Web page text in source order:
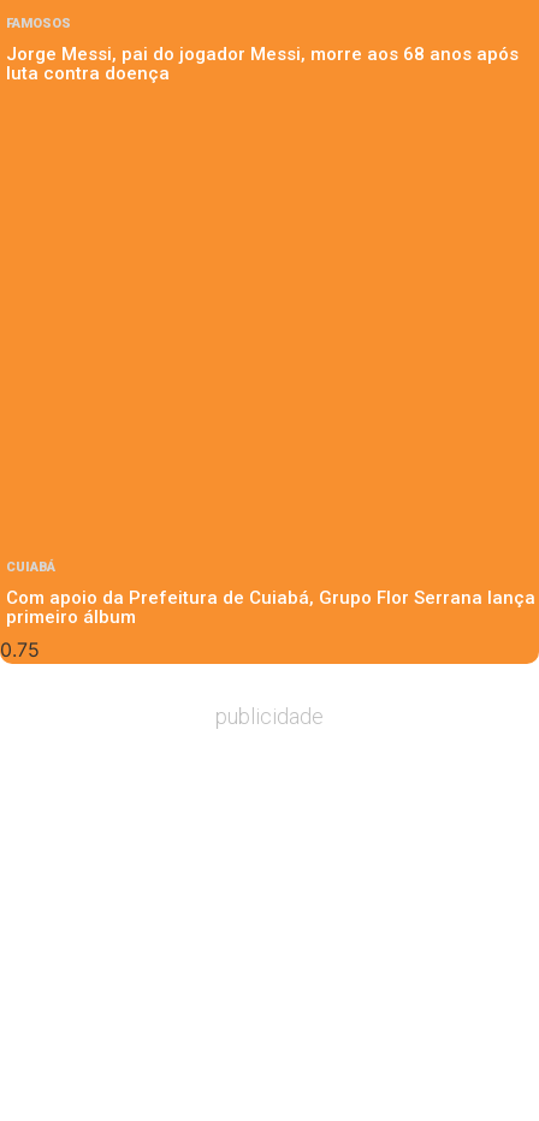
FAMOSOS
Jorge Messi, pai do jogador Messi, morre aos 68 anos após
luta contra doença
CUIABÁ
Com apoio da Prefeitura de Cuiabá, Grupo Flor Serrana lança
primeiro álbum
publicidade